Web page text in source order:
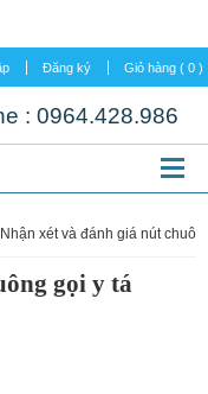
Đăng nhập Đăng ký
Hotline :
nhận xét và đánh giá nút
gọi y tá